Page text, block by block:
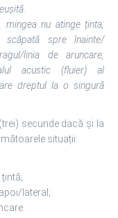
nu atinge ținta,
spre înainte/
linia de aruncare,
acustic (fluier) al
dreptul la o singură
secunde dacă și la
situații:
lateral;